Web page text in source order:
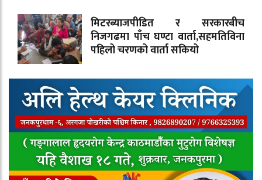
मिटरब्याजपीडित र सरकारबीच
निजगढमा पाँच घण्टा वार्ता,सहमतिविना
पहिलो चरणको वार्ता सकियो